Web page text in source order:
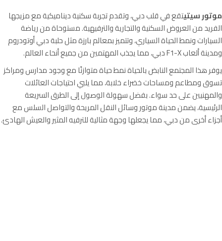
موتور سيتيتقع في قلب دبي، وتقدم تجربة سكنية ديناميكية مع مزيجها
الفريد من العروض السكنية والتجارية والترفيهية. مستوحاة من رياضة
السيارات ونمط الحياة السياري، وتتميز بمعالم بارزة مثل حلبة دبي أوتودروم
ومدينة ألعاب F1-X دبي، مما يجذب المهتمين من جميع أنحاء العالم.
يوفر هذا المجتمع النابض بالحياة نمط حياة متوازنًا مع وجود مدارس ومراكز
تسوق ومطاعم ومساحات خضراء خلابة، مما يلبي احتياجات العائلات
والمهنيين على حد سواء. بفضل سهولة الوصول إلى الطرق السريعة
الرئيسية، يضمن مدينة موتور وسائل النقل المريحة والتواصل السلس مع
أجزاء أخرى من دبي، مما يجعلها وجهة مثالية للترفيه المثير والعيش الهادئ.